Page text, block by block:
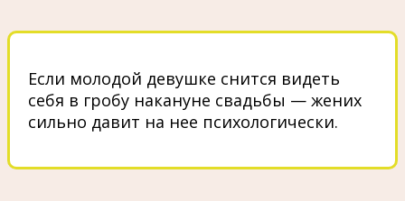
Если молодой девушке снится видеть
себя в гробу накануне свадьбы — жених
сильно давит на нее психологически.